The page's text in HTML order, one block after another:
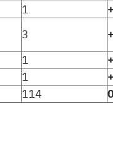
1
3
1
1
114